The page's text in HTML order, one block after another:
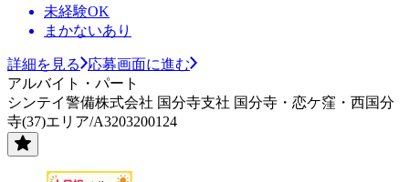
未経験OK
まかないあり
詳細を見る
応募画面に進む
アルバイト・パート
シンテイ警備株式会社 国分寺支社 国分寺・恋ケ窪・西国分
寺(37)エリア/A3203200124